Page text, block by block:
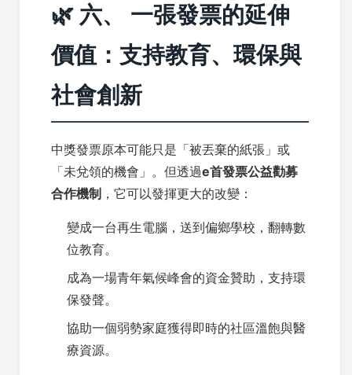
🌿 六、 一張發票的延伸
價值：支持教育、環保與
社會創新
中獎發票原本可能只是「被丟棄的紙張」或
「未兌領的機會」。但透過e首發票公益勸募
合作機制 ，它可以發揮更大的改變：
變成一台再生電腦，送到偏鄉學校，翻轉數
位教育。
成為一場青年氣候峰會的資金贊助，支持環
保發聲。
協助一個弱勢家庭獲得即時的社區溫飽與醫
療資源。